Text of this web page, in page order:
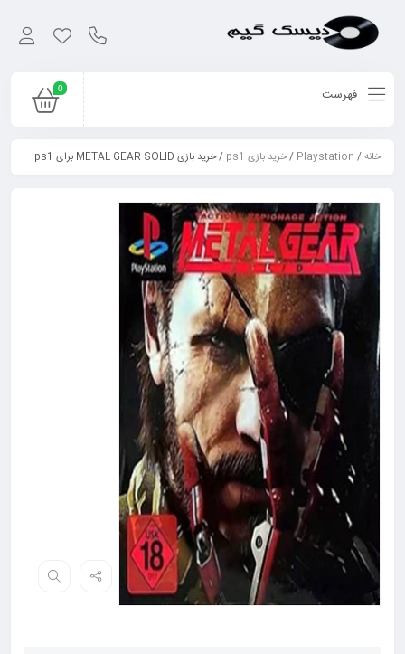
0 فهرست
خانه/
Playstation
/خرید بازی ps1 / خرید بازی METAL GEAR SOLID برای ps1